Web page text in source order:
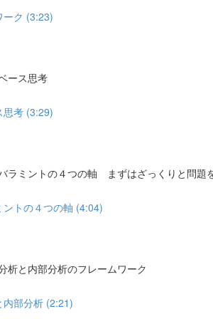
ーク (3:23)
ース思考
思考 (3:29)
ミントの４つの軸 まずはざっくりと問題
ントの４つの軸 (4:04)
と内部分析のフレームワーク
内部分析 (2:21)